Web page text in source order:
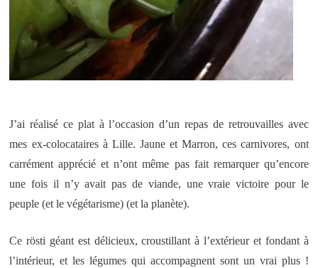
J’ai réalisé ce plat à l’occasion d’un repas de retrouvailles avec
mes ex-colocataires à Lille. Jaune et Marron, ces carnivores, ont
carrément apprécié et n’ont même pas fait remarquer qu’encore
une fois il n’y avait pas de viande, une vraie victoire pour le
peuple (et le végétarisme) (et la planète).
Ce rösti géant est délicieux, croustillant à l’extérieur et fondant à
l’intérieur, et les légumes qui accompagnent sont un vrai plus !